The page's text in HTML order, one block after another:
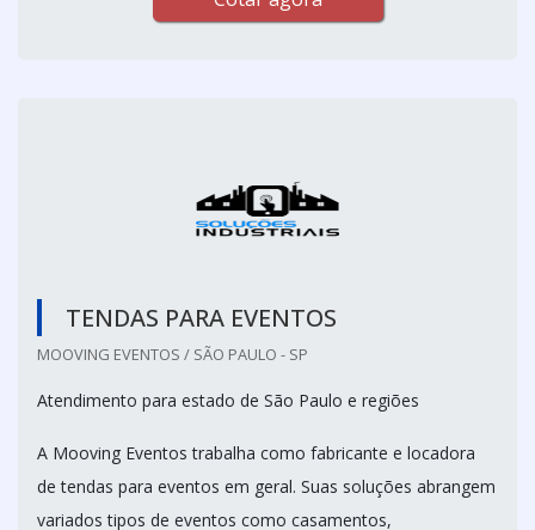
TENDAS PARA EVENTOS
MOOVING EVENTOS / SÃO PAULO - SP
Atendimento para estado de São Paulo e regiões
A Mooving Eventos trabalha como fabricante e locadora
de tendas para eventos em geral. Suas soluções abrangem
variados tipos de eventos como casamentos,